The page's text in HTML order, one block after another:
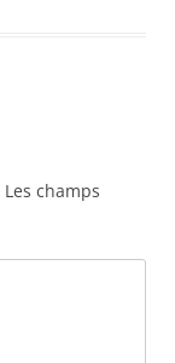
Les champs